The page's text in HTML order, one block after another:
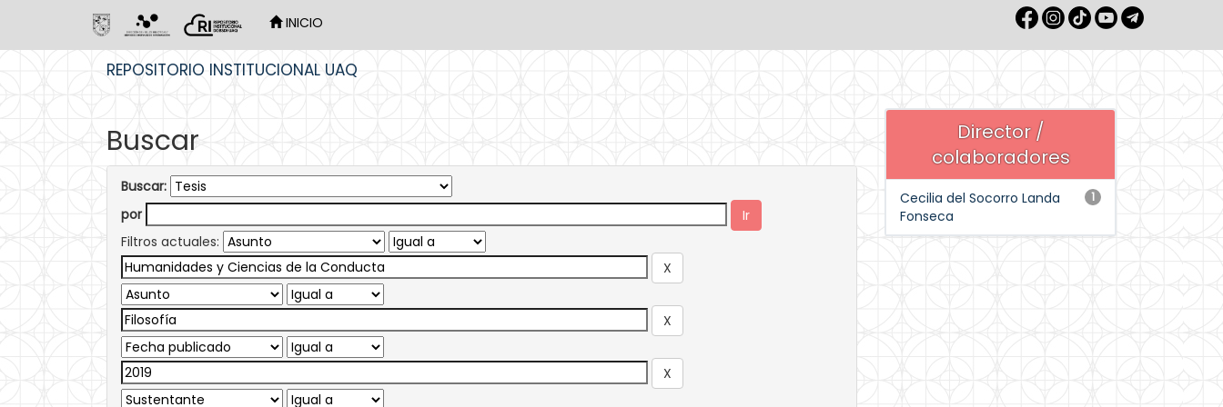
INICIO
REPOSITORIO INSTITUCIONAL UAQ
Buscar
Buscar:
por
Filtros actuales:
Director /
colaboradores
1
Cecilia del Socorro Landa
Fonseca